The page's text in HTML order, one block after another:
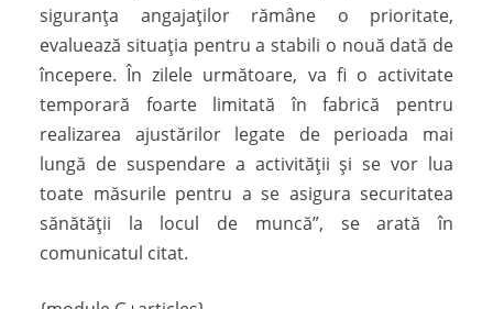
siguranța angajaților rămâne o prioritate,
evaluează situația pentru a stabili o nouă dată de
începere. În zilele următoare, va fi o activitate
temporară foarte limitată în fabrică pentru
realizarea ajustărilor legate de perioada mai
lungă de suspendare a activității și se vor lua
toate măsurile pentru a se asigura securitatea
sănătății la locul de muncă”, se arată în
comunicatul citat.